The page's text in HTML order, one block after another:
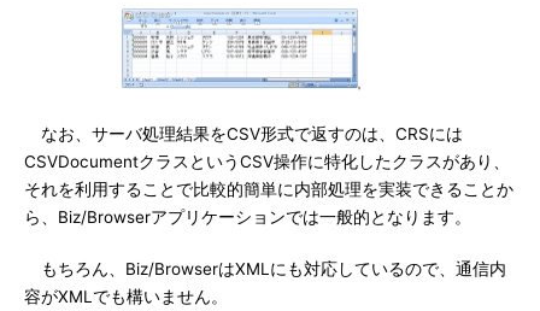
なお、サーバ処理結果をCSV形式で返すのは、CRSには
CSVDocumentクラスというCSV操作に特化したクラスがあり、
それを利用することで比較的簡単に内部処理を実装できることか
ら、Biz/Browserアプリケーションでは一般的となります。
もちろん、Biz/BrowserはXMLにも対応しているので、通信内
容がXMLでも構いません。